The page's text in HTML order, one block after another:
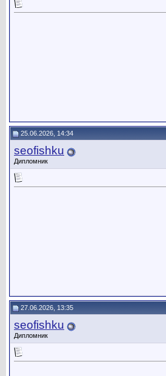
25.06.2026, 14:34
seofishku
Дипломник
27.06.2026, 13:35
seofishku
Дипломник